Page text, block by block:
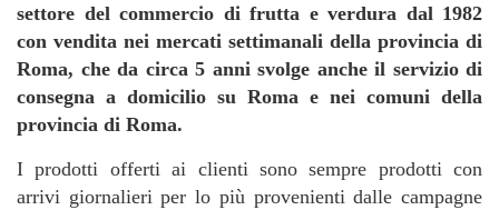
settore del commercio di frutta e verdura dal 1982
con vendita nei mercati settimanali della provincia di
Roma, che da circa 5 anni svolge anche il servizio di
consegna a domicilio su Roma e nei comuni della
provincia di Roma.
I prodotti offerti ai clienti sono sempre prodotti con
arrivi giornalieri per lo più provenienti dalle campagne